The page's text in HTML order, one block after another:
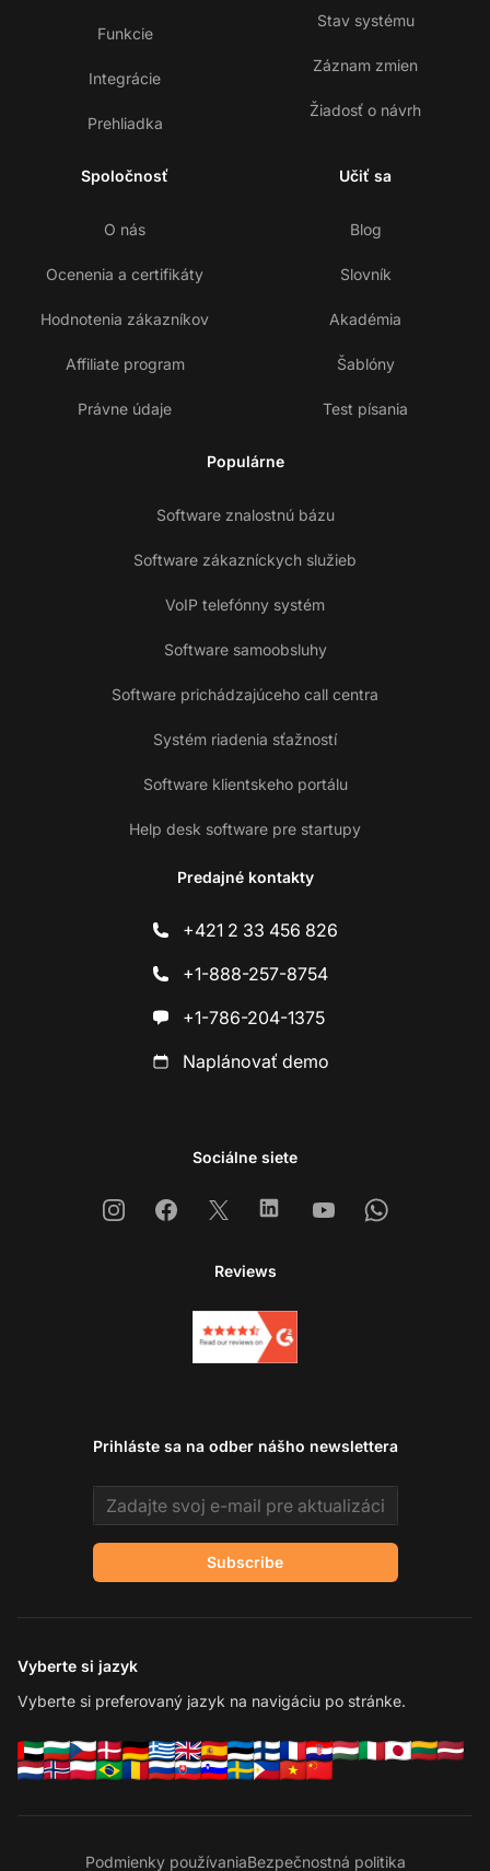
Funkcie
Integrácie
Prehliadka
Stav systému
Záznam zmien
Žiadosť o návrh
Spoločnosť
O nás
Ocenenia a certifikáty
Hodnotenia zákazníkov
Affiliate program
Právne údaje
Učiť sa
Blog
Slovník
Akadémia
Šablóny
Test písania
Populárne
Software znalostnú bázu
Software zákazníckych služieb
VoIP telefónny systém
Software samoobsluhy
Software prichádzajúceho call centra
Systém riadenia sťažností
Software klientskeho portálu
Help desk software pre startupy
Predajné kontakty
+421 2 33 456 826
+1-888-257-8754
+1-786-204-1375
Naplánovať demo
Sociálne siete
InstagramFacebook
X LinkedinYoutubeWhatsapp
Reviews
Prihláste sa na odber nášho newslettera
Email address
Subscribe
Vyberte si jazyk
Vyberte si preferovaný jazyk na navigáciu po stránke.
Podmienky používaniaBezpečnostná politika